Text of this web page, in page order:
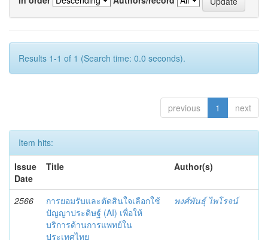
Results 1-1 of 1 (Search time: 0.0 seconds).
previous 1 next
Item hits:
Issue
Date
Title Author(s)
2566
การยอมรับและตัดสินใจเลือกใช้
ปัญญาประดิษฐ์ (AI) เพื่อให้
บริการด้านการแพทย์ใน
ประเทศไทย
พงศ์พันธุ์ ไพโรจน์